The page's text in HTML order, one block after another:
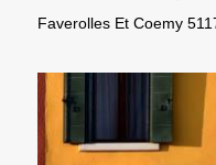
Faverolles Et Coemy